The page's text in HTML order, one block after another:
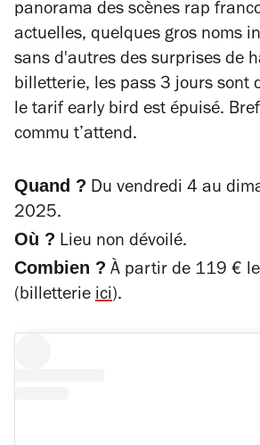
panorama des scènes rap
actuelles, quelques gros noms
sans d'autres des surprises de
billetterie, les pass 3 jours sont
le tarif early bird est épuisé.
commu t’attend.
Quand ? Du vendredi 4 au
2025.
Où ? Lieu non dévoilé.
Combien ? À partir de 119 €
(billetterie ici).